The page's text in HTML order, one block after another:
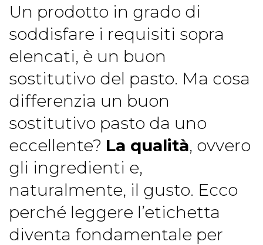
Un prodotto in grado di
soddisfare i requisiti sopra
elencati, è un buon
sostitutivo del pasto. Ma cosa
differenzia un buon
sostitutivo pasto da uno
eccellente? La qualità, ovvero
gli ingredienti e,
naturalmente, il gusto. Ecco
perché leggere l’etichetta
diventa fondamentale per